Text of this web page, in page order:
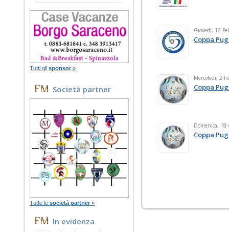
Tutti gli sponsor »
Società partner
Tutte le società partner »
In evidenza
Giovedì, 16
Coppa
Mercoledì, 2
Coppa
Domenica, 18
Coppa